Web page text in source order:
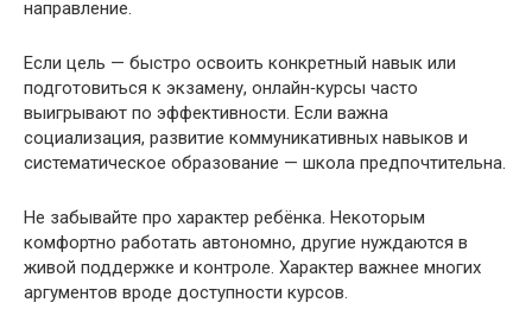
направление.
Если цель — быстро освоить конкретный навык или
подготовиться к экзамену, онлайн‑курсы часто
выигрывают по эффективности. Если важна
социализация, развитие коммуникативных навыков и
систематическое образование — школа предпочтительна.
Не забывайте про характер ребёнка. Некоторым
комфортно работать автономно, другие нуждаются в
живой поддержке и контроле. Характер важнее многих
аргументов вроде доступности курсов.